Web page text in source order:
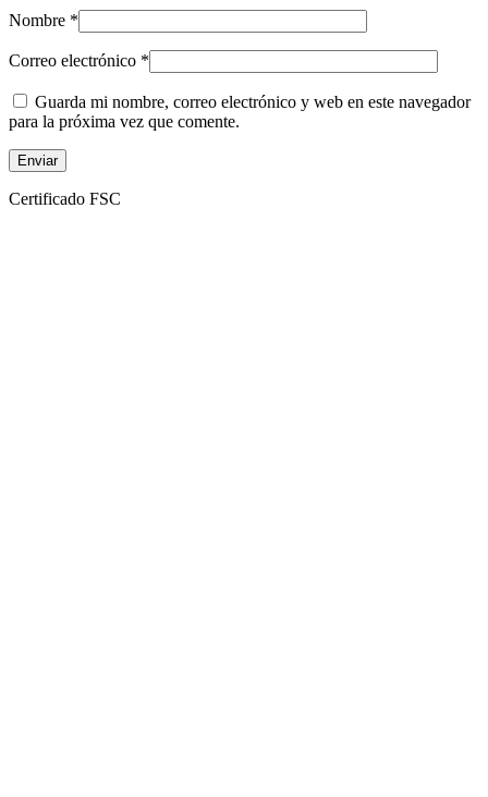
Nombre *
Correo electrónico *
Guarda mi nombre, correo electrónico y web en este navegador
para la próxima vez que comente.
Certificado FSC